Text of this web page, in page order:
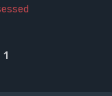
1